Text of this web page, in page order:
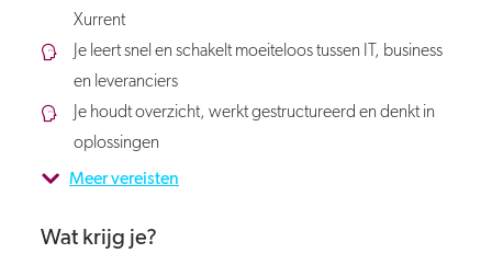
Xurrent
Je leert snel en schakelt moeiteloos tussen IT, business
en leveranciers
Je houdt overzicht, werkt gestructureerd en denkt in
oplossingen
Meer vereisten
Wat krijg je?